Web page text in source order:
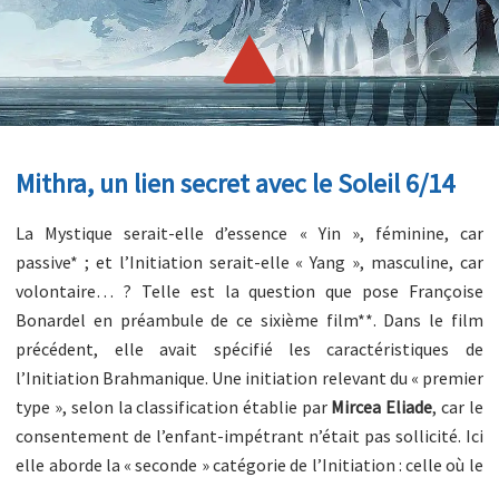
Mithra, un lien secret avec le Soleil 6/14
La Mystique serait-elle d’essence « Yin », féminine, car
passive* ; et l’Initiation serait-elle « Yang », masculine, car
volontaire… ? Telle est la question que pose Françoise
Bonardel en préambule de ce sixième film**. Dans le film
précédent, elle avait spécifié les caractéristiques de
l’Initiation Brahmanique. Une initiation relevant du « premier
type », selon la classification établie par Mircea Eliade, car le
consentement de l’enfant-impétrant n’était pas sollicité. Ici
elle aborde la « seconde » catégorie de l’Initiation : celle où le